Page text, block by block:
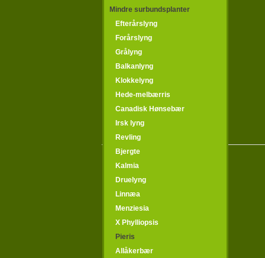
Mindre surbundsplanter
Efterårslyng
Forårslyng
Grålyng
Balkanlyng
Klokkelyng
Hede-melbærris
Canadisk Hønsebær
Irsk lyng
Revling
Bjergte
Kalmia
Druelyng
Linnæa
Menziesia
X Phylliopsis
Pieris
Allåkerbær